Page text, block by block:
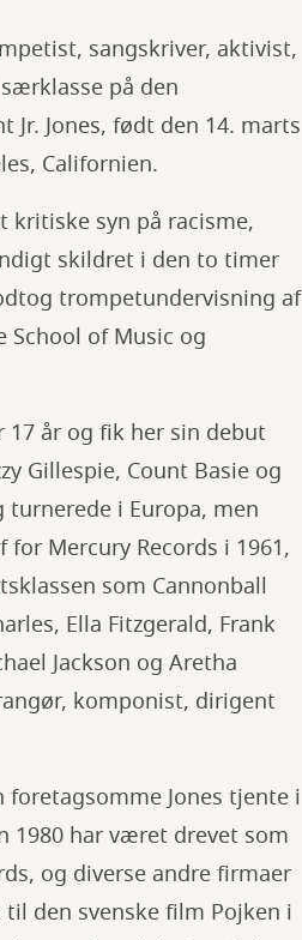
sangskriver, aktivist,
på den
Jones, født den 14. marts
Californien.
syn på racisme,
skildret i den to timer
trompetundervisning af
of Music og
17 år og fik her sin debut
Gillespie, Count Basie og
i Europa, men
Mercury Records i 1961,
som Cannonball
Ella Fitzgerald, Frank
Jackson og Aretha
komponist, dirigent
foretagsomme Jones tjente i
1980 har været drevet som
og diverse andre firmaer
den svenske film Pojken i